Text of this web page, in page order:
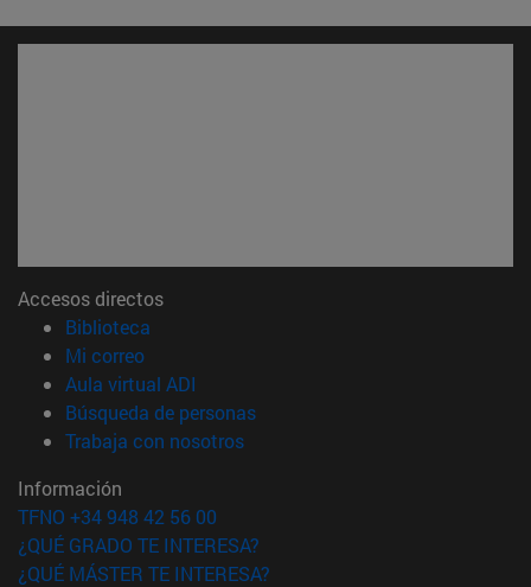
Accesos directos
Biblioteca
Mi correo(abre en nueva ventana)
Aula virtual ADI
Búsqueda de personas(abre en nueva ventana)
Trabaja con nosotros(abre en nueva ventana)
Información
TFNO +34 948 42 56 00
¿QUÉ GRADO TE INTERESA?
¿QUÉ MÁSTER TE INTERESA?